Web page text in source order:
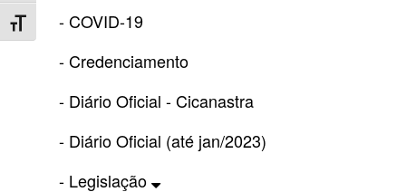
Toggle Font size
- COVID-19
- Credenciamento
- Diário Oficial - Cicanastra
- Diário Oficial (até jan/2023)
- Legislação